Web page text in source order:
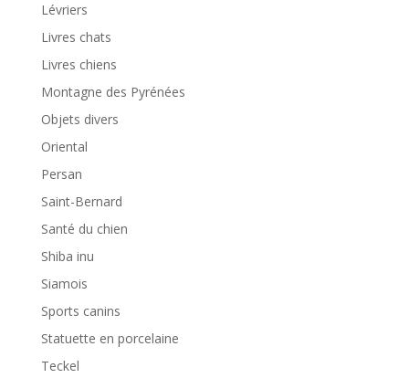
Lévriers
Livres chats
Livres chiens
Montagne des Pyrénées
Objets divers
Oriental
Persan
Saint-Bernard
Santé du chien
Shiba inu
Siamois
Sports canins
Statuette en porcelaine
Teckel